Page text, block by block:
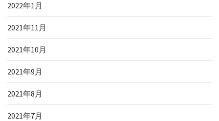
2022年1月
2021年11月
2021年10月
2021年9月
2021年8月
2021年7月